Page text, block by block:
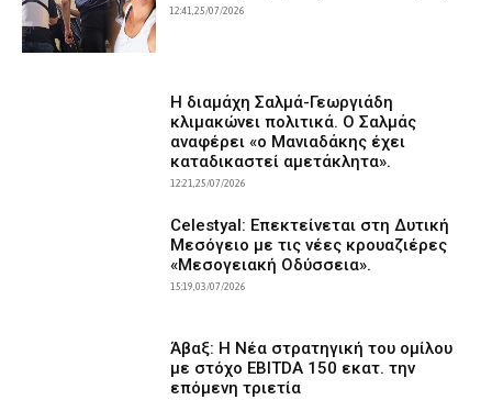
12:41, 25/07/2026
Η διαμάχη Σαλμά-Γεωργιάδη
κλιμακώνει πολιτικά. Ο Σαλμάς
αναφέρει «ο Μανιαδάκης έχει
καταδικαστεί αμετάκλητα».
12:21, 25/07/2026
Celestyal: Επεκτείνεται στη Δυτική
Μεσόγειο με τις νέες κρουαζιέρες
«Μεσογειακή Οδύσσεια».
15:19, 03/07/2026
Άβαξ: H Νέα στρατηγική του ομίλου
με στόχο EBITDA 150 εκατ. την
επόμενη τριετία